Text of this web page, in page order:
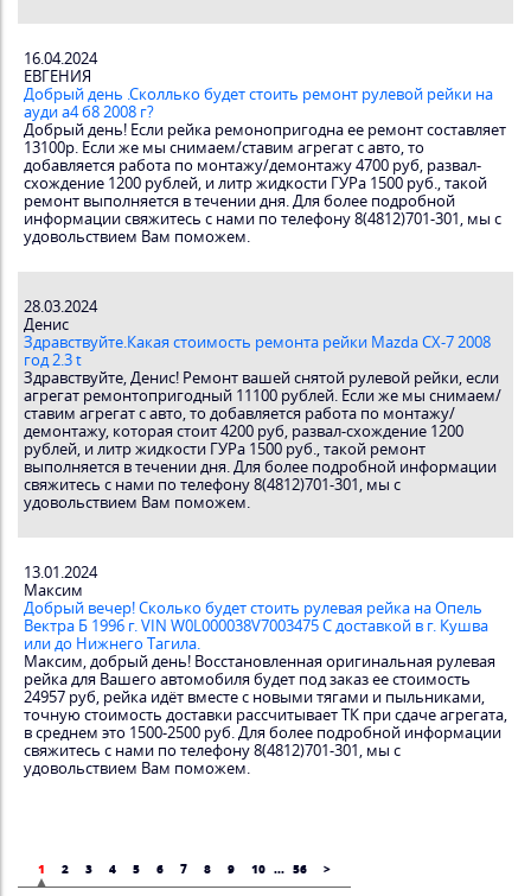
16.04.2024
ЕВГЕНИЯ
Добрый день .Сколлько будет стоить ремонт рулевой рейки на
ауди а4 б8 2008 г?
Добрый день! Если рейка ремонопригодна ее ремонт составляет
13100р. Если же мы снимаем/ставим агрегат с авто, то
добавляется работа по монтажу/демонтажу 4700 руб, развал-
схождение 1200 рублей, и литр жидкости ГУРа 1500 руб., такой
ремонт выполняется в течении дня. Для более подробной
информации свяжитесь с нами по телефону 8(4812)701-301, мы с
удовольствием Вам поможем.
28.03.2024
Денис
Здравствуйте.Какая стоимость ремонта рейки Mazda CX-7 2008
год 2.3 t
Здравствуйте, Денис! Ремонт вашей снятой рулевой рейки, если
агрегат ремонтопригодный 11100 рублей. Если же мы снимаем/
ставим агрегат с авто, то добавляется работа по монтажу/
демонтажу, которая стоит 4200 руб, развал-схождение 1200
рублей, и литр жидкости ГУРа 1500 руб., такой ремонт
выполняется в течении дня. Для более подробной информации
свяжитесь с нами по телефону 8(4812)701-301, мы с
удовольствием Вам поможем.
13.01.2024
Максим
Добрый вечер! Сколько будет стоить рулевая рейка на Опель
Вектра Б 1996 г. VIN W0L000038V7003475 С доставкой в г. Кушва
или до Нижнего Тагила.
Максим, добрый день! Восстановленная оригинальная рулевая
рейка для Вашего автомобиля будет под заказ ее стоимость
24957 руб, рейка идёт вместе с новыми тягами и пыльниками,
точную стоимость доставки рассчитывает ТК при сдаче агрегата,
в среднем это 1500-2500 руб. Для более подробной информации
свяжитесь с нами по телефону 8(4812)701-301, мы с
удовольствием Вам поможем.
1 2 3 4 5 6 7 8 9 10 ... 56 >